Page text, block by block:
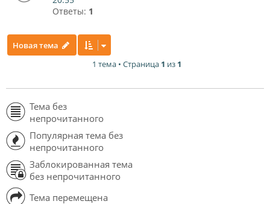
Ответы: 1
Новая тема
1 тема • Страница 1 из 1
Тема без
непрочитанного
Популярная тема без
непрочитанного
Заблокированная тема
без непрочитанного
Тема перемещена